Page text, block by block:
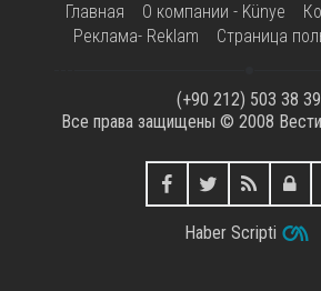
Главная О компании - Künye
Реклама- Reklam
Страница
(+90 212) 503 38 39
Все права защищены © 2008
Haber Scripti